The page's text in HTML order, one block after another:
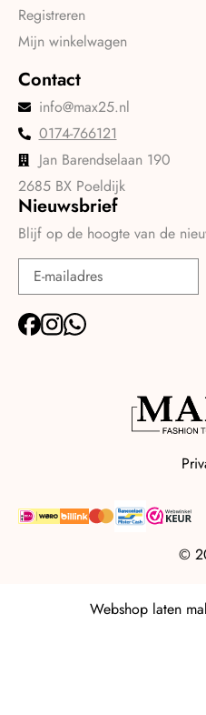
Registreren
Mijn winkelwagen
Contact
info@max25.nl
0174-766121
Jan Barendselaan 190
2685 BX Poeldijk
Nieuwsbrief
Blijf op de hoogte van de
©
Webshop laten